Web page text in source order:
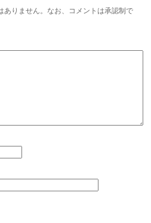
ありません。なお、コメントは承認制で